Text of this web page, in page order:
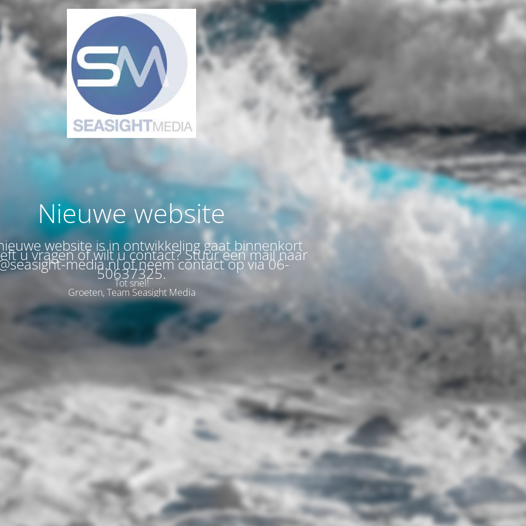
Nieuwe website
website is in ontwikkeling gaat binnenkort
u vragen of wilt u contact? Stuur een mail naar
media.nl of neem contact op via 06-
50637325.
Tot snel!
Groeten, Team Seasight Media